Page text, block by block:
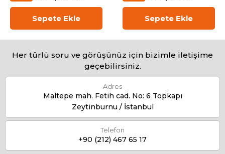
Sepete Ekle Sepete Ekle
Her türlü soru ve görüşünüz için bizimle iletişime
geçebilirsiniz.
Adres
Maltepe mah. Fetih cad. No: 6 Topkapı
Zeytinburnu / İstanbul
Telefon
+90 (212) 467 65 17